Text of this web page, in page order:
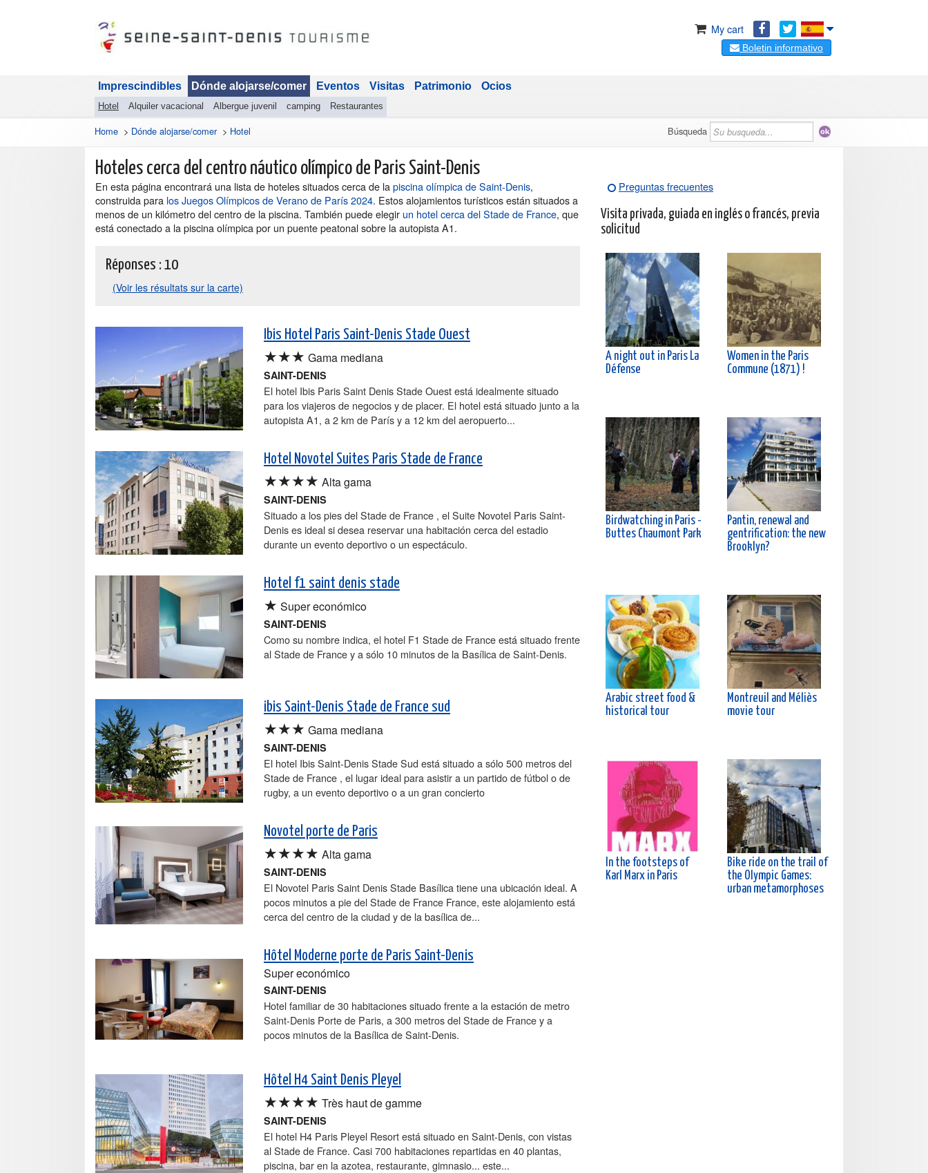
My cart
Boletin informativo
Imprescindibles Dónde alojarse/comer
Hotel Alquiler vacacional Albergue juvenil camping Restaurantes
Eventos Visitas Patrimonio Ocios
Home > Dónde alojarse/comer> Hotel Búsqueda
Hoteles cerca del centro náutico olímpico de Paris Saint-Denis
En esta página encontrará una lista de hoteles situados cerca de lapiscina olímpica de Saint-Denis,
construida para los Juegos Olímpicos de Verano de París 2024. Estos alojamientos turísticos están situados a
menos de un kilómetro del centro de la piscina. También puede elegir un hotel cerca del Stade de France, que
está conectado a la piscina olímpica por un puente peatonal sobre la autopista A1.
Réponses : 10
(Voir les résultats sur la carte)
Ibis Hotel Paris Saint-Denis Stade Ouest
★★★ Gama mediana
SAINT-DENIS
El hotel Ibis Paris Saint Denis Stade Ouest está idealmente situado
para los viajeros de negocios y de placer. El hotel está situado junto a la
autopista A1, a 2 km de París y a 12 km del aeropuerto...
Hotel Novotel Suites Paris Stade de France
★★★★ Alta gama
SAINT-DENIS
Situado a los pies del Stade de France , el Suite Novotel Paris Saint-
Denis es ideal si desea reservar una habitación cerca del estadio
durante un evento deportivo o un espectáculo.
Hotel f1 saint denis stade
★ Super económico
SAINT-DENIS
Como su nombre indica, el hotel F1 Stade de France está situado frente
al Stade de France y a sólo 10 minutos de la Basílica de Saint-Denis.
ibis Saint-Denis Stade de France sud
★★★ Gama mediana
SAINT-DENIS
El hotel Ibis Saint-Denis Stade Sud está situado a sólo 500 metros del
Stade de France , el lugar ideal para asistir a un partido de fútbol o de
rugby, a un evento deportivo o a un gran concierto
Novotel porte de Paris
★★★★ Alta gama
SAINT-DENIS
El Novotel Paris Saint Denis Stade Basílica tiene una ubicación ideal. A
pocos minutos a pie del Stade de France France, este alojamiento está
cerca del centro de la ciudad y de la basílica de...
Hôtel Moderne porte de Paris Saint-Denis
Super económico
SAINT-DENIS
Hotel familiar de 30 habitaciones situado frente a la estación de metro
Saint-Denis Porte de Paris, a 300 metros del Stade de France y a
pocos minutos de la Basílica de Saint-Denis.
Hôtel H4 Saint Denis Pleyel
★★★★ Très haut de gamme
SAINT-DENIS
El hotel H4 Paris Pleyel Resort está situado en Saint-Denis, con vistas
al Stade de France. Casi 700 habitaciones repartidas en 40 plantas,
piscina, bar en la azotea, restaurante, gimnasio... este...
Preguntas frecuentes
Visita privada, guiada en inglés o francés, previa
solicitud
A night out in Paris La
Défense
Women in the Paris
Commune (1871) !
Birdwatching in Paris -
Buttes Chaumont Park
Pantin, renewal and
gentrification: the new
Brooklyn?
Arabic street food &
historical tour
Montreuil and Méliès
movie tour
In the footsteps of
Karl Marx in Paris
Bike ride on the trail of
the Olympic Games:
urban metamorphoses